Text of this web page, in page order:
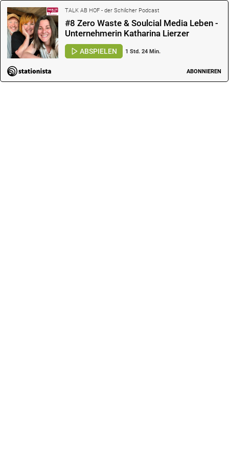
TALK AB HOF - der Schilcher Podcast
#8 Zero Waste & Soulcial Media Leben -
Unternehmerin Katharina Lierzer
ABSPIELEN 1 Std. 24 Min.
ABONNIEREN